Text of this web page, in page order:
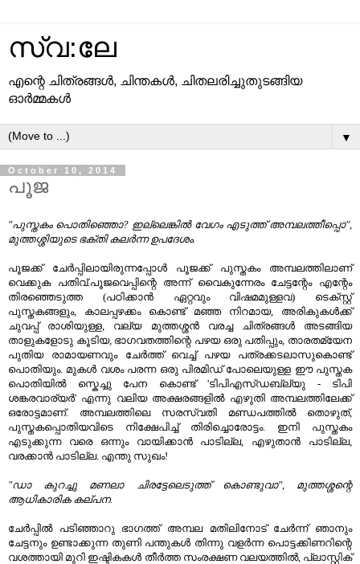
സ്വ:ലേ
എന്റെ ചിത്രങ്ങള്‍, ചിന്തകള്‍, ചിതലരിച്ചുതുടങ്ങിയ
ഓര്‍മ്മകള്‍
▼
October 10, 2014
പൂജ
"പുസ്തകം പൊതിഞ്ഞൊ? ഇല്ലെങ്കിൽ വേഗം എടുത്ത് അമ്പലത്തീപ്പൊ",
മുത്തശ്ശിയുടെ ഭക്തി കലർന്ന ഉപദേശം.
പൂജക്ക് ചേർപ്പിലായിരുന്നപ്പോൾ പൂജക്ക് പുസ്തകം അമ്പലത്തിലാണ്
വെക്കുക പതിവ്.പൂജവെപ്പിന്റെ അന്ന് വൈകുന്നേരം ചേട്ടന്റേം എന്റേം
തിരഞ്ഞെടുത്ത (പഠിക്കാൻ ഏറ്റവും വിഷമമുള്ളവ) ടെക്സ്റ്റ്
പുസ്തകങ്ങളും, കാലപ്പഴക്കം കൊണ്ട് മഞ്ഞ നിറമായ, അരികുകൾക്ക്
ചുവപ്പ് രാശിയുള്ള, വല്യ മുത്തശ്ശൻ വരച്ച ചിത്രങ്ങൾ അടങ്ങിയ
താളുകളോടു കൂടിയ, ഭാഗവതത്തിന്റെ പഴയ ഒരു പതിപ്പും, താരതമ്യേന
പുതിയ രാമായണവും ചേർത്ത് വെച്ച് പഴയ പത്രക്കടലാസുകൊണ്ട്
പൊതിയും. മുകൾ വശം പരന്ന ഒരു പിരമിഡ് പോലെയുള്ള ഈ പുസ്തക
പൊതിയിൽ സ്കെച്ചു പേന കൊണ്ട് 'ടിപിഎസ്ഡബ്ല്യു - ടിപി
ശങ്കരവാര്യർ' എന്നു വലിയ അക്ഷരങ്ങളിൽ എഴുതി അമ്പലത്തിലേക്ക്
ഒരോട്ടമാണ്. അമ്പലത്തിലെ സരസ്വതി മണ്ഡപത്തിൽ തൊഴുത്,
പുസ്തകപ്പൊതിയവിടെ നിക്ഷേപിച്ച് തിരിച്ചൊരോട്ടം. ഇനി പുസ്തകം
എടുക്കുന്ന വരെ ഒന്നും വായിക്കാൻ പാടില്ല, എഴുതാൻ പാടില്ല,
വരക്കാൻ പാടില്ല. എന്തു സുഖം!
"ഡാ കുറച്ചു മണലാ ചിരട്ടേലെടുത്ത് കൊണ്ടുവാ", മുത്തശ്ശന്റെ
ആധികാരിക കല്പന.
ചേർപ്പിൽ പടിഞ്ഞാറു ഭാഗത്ത് അമ്പല മതിലിനോട് ചേർന്ന് ഞാനും
ചേട്ടനും ഉണ്ടാക്കുന്ന തുണി പന്തുകൾ തിന്നു വളർന്ന പൊട്ടക്കിണറിന്റെ
വശത്തായി മുറി ഇഷ്ടികകൾ തീർത്ത സംരക്ഷണ വലയത്തിൽ, പ്ലാസ്റ്റിക്